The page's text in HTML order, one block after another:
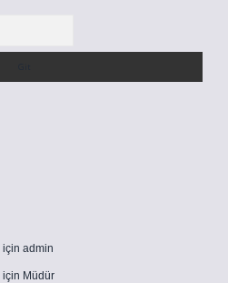
için admin
için Müdür